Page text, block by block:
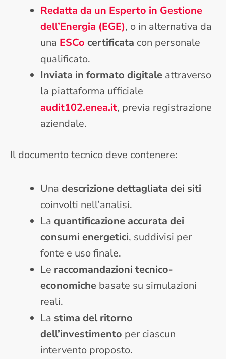
Redatta da un Esperto in Gestione
dell’Energia (EGE), o in alternativa da
una ESCo certificata con personale
qualificato.
Inviata in formato digitale attraverso
la piattaforma ufficiale
audit102.enea.it, previa registrazione
aziendale.
Il documento tecnico deve contenere:
Una descrizione dettagliata dei siti
coinvolti nell’analisi.
La quantificazione accurata dei
consumi energetici, suddivisi per
fonte e uso finale.
Le raccomandazioni tecnico-
economiche basate su simulazioni
reali.
La stima del ritorno
dell’investimento per ciascun
intervento proposto.